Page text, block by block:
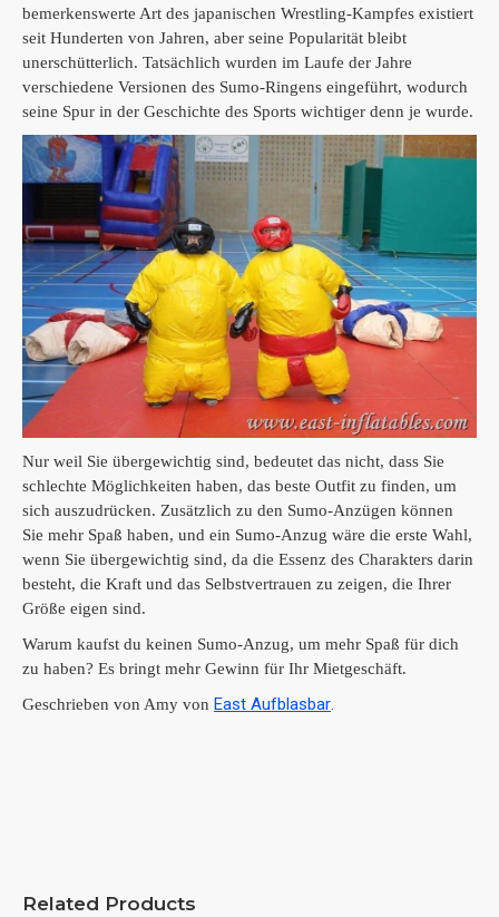
bemerkenswerte Art des japanischen Wrestling-Kampfes existiert
seit Hunderten von Jahren, aber seine Popularität bleibt
unerschütterlich. Tatsächlich wurden im Laufe der Jahre
verschiedene Versionen des Sumo-Ringens eingeführt, wodurch
seine Spur in der Geschichte des Sports wichtiger denn je wurde.
Nur weil Sie übergewichtig sind, bedeutet das nicht, dass Sie
schlechte Möglichkeiten haben, das beste Outfit zu finden, um
sich auszudrücken. Zusätzlich zu den Sumo-Anzügen können
Sie mehr Spaß haben, und ein Sumo-Anzug wäre die erste Wahl,
wenn Sie übergewichtig sind, da die Essenz des Charakters darin
besteht, die Kraft und das Selbstvertrauen zu zeigen, die Ihrer
Größe eigen sind.
Warum kaufst du keinen Sumo-Anzug, um mehr Spaß für dich
zu haben? Es bringt mehr Gewinn für Ihr Mietgeschäft.
Geschrieben von Amy von East Aufblasbar.
Related Products